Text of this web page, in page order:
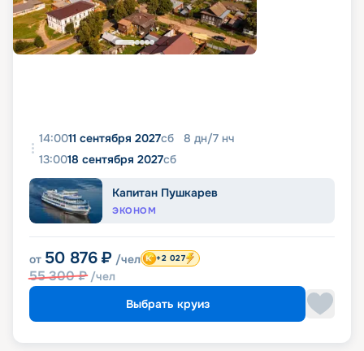
14:0011 сентября 2027сб 8 дн/7 нч
13:0018 сентября 2027сб
Капитан Пушкарев
ЭКОНОМ
от 50 876 ₽ /чел
55 300₽ /чел
+2 027
Выбрать круиз